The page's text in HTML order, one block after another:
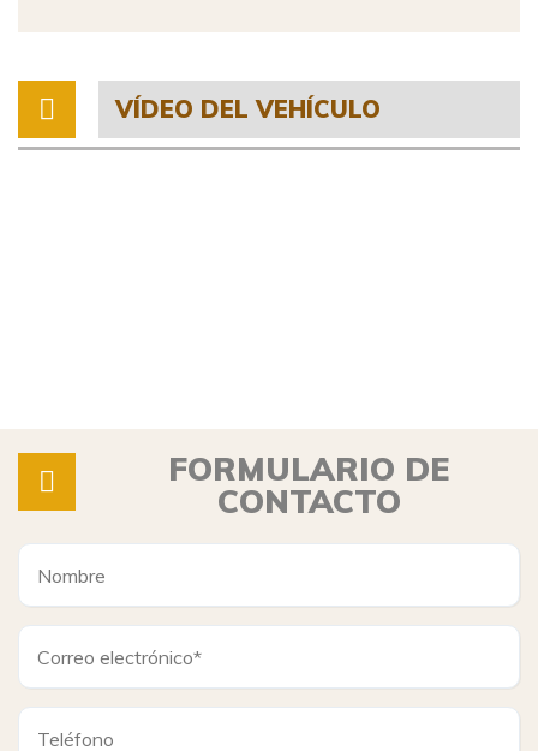
VÍDEO DEL VEHÍCULO
FORMULARIO DE
CONTACTO